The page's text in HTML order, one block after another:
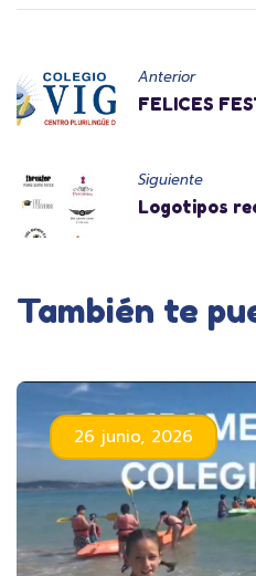
Anterior
FELICES
Siguiente
Logotipos
También te
26 junio, 2026